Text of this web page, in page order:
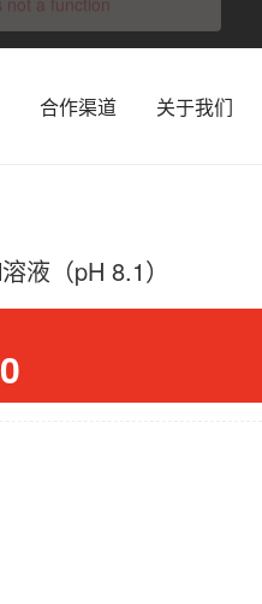
合作渠道 关于我们
液（pH 8.1）
not a function